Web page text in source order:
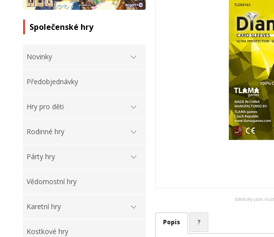
Společenské hry
Novinky
Předobjednávky
Hry pro děti
Rodinné hry
Párty hry
Vědomostní hry
Karetní hry
Kostkové hry
(obrázky jsou
Popis ?